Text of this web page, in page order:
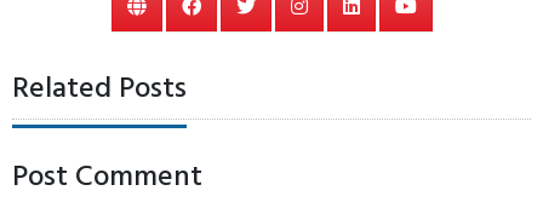
Related Posts
Post Comment